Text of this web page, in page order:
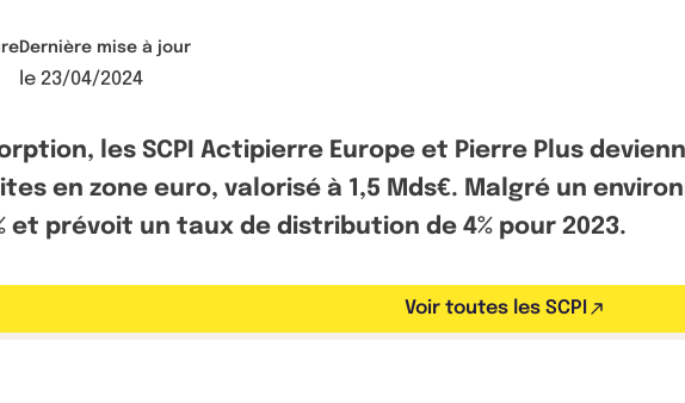
Dernière mise à jour
le 23/04/2024
les SCPI Actipierre Europe et Pierre Plus
en zone euro, valorisé à 1,5 Mds€. Malgré un
et prévoit un taux de distribution de 4% pour 2023.
Voir toutes les SCPI